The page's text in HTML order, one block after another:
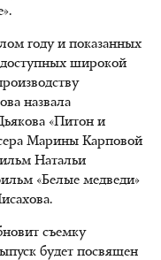
году и показанных
доступных широкой
назвала
«Питон и
Марины Карповой
Натальи
«Белые медведи»
съемку
будет посвящен